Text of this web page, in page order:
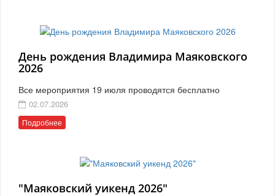
День рождения Владимира Маяковского
2026
Все мероприятия 19 июля проводятся бесплатно
02.07.2026
Подробнее
"Маяковский уикенд 2026"